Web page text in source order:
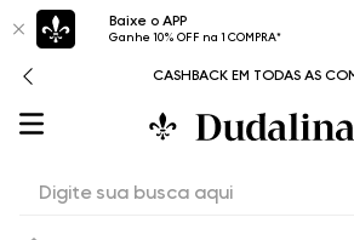
Baixe o APP
Ganhe 10% OFF na 1 COMPRA*
CASHBACK EM TODAS AS